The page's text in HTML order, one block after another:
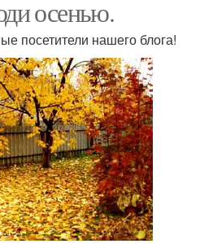
осенью.
посетители нашего блога!